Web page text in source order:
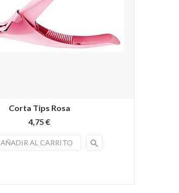
Corta Tips Rosa
4,75 €
AÑADIR AL CARRITO search